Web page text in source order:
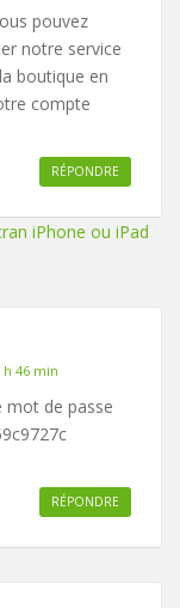
pouvez
notre service
boutique en
compte
RÉPONDRE
iPhone ou iPad
h 46 min
mot de passe
RÉPONDRE